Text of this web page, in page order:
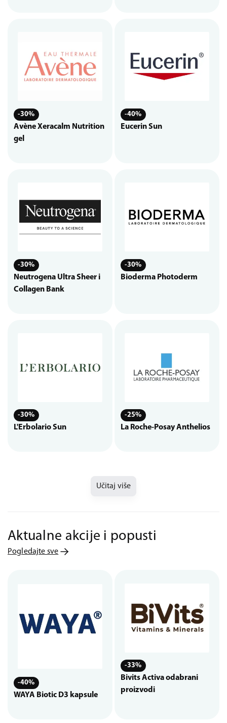
-30%
Avène Xeracalm Nutrition
gel
-40%
Eucerin Sun
-30%
Neutrogena Ultra Sheer i
Collagen Bank
-30%
Bioderma Photoderm
-30%
L'Erbolario Sun
-25%
La Roche-Posay Anthelios
Učitaj više
Aktualne akcije i popusti
Pogledajte sve
-40%
WAYA Biotic D3 kapsule
-33%
Bivits Activa odabrani
proizvodi